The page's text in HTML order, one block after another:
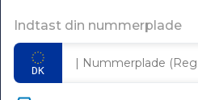
Indtast din nummerplade